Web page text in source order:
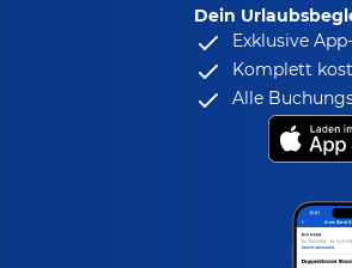
Dein
Exklusive
Komplett
Alle